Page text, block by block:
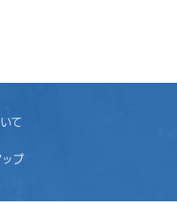
て
ップ